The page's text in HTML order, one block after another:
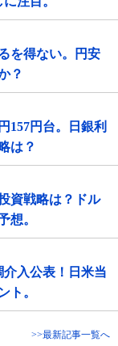
を得ない。円安
？
157円台。日銀利
は？
資戦略は？ドル
想。
入公表！日米当
ト。
>>最新記事一覧へ